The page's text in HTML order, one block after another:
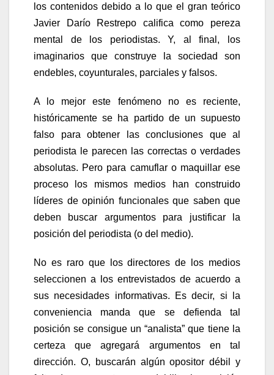
los contenidos debido a lo que el gran teórico
Javier Darío Restrepo califica como pereza
mental de los periodistas. Y, al final, los
imaginarios que construye la sociedad son
endebles, coyunturales, parciales y falsos.
A lo mejor este fenómeno no es reciente,
históricamente se ha partido de un supuesto
falso para obtener las conclusiones que al
periodista le parecen las correctas o verdades
absolutas. Pero para camuflar o maquillar ese
proceso los mismos medios han construido
líderes de opinión funcionales que saben que
deben buscar argumentos para justificar la
posición del periodista (o del medio).
No es raro que los directores de los medios
seleccionen a los entrevistados de acuerdo a
sus necesidades informativas. Es decir, si la
conveniencia manda que se defienda tal
posición se consigue un “analista” que tiene la
certeza que agregará argumentos en tal
dirección. O, buscarán algún opositor débil y